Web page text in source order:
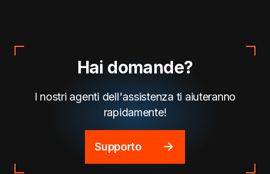
Hai domande?
I nostri agenti dell'assistenza ti aiuteranno
rapidamente!
Supporto